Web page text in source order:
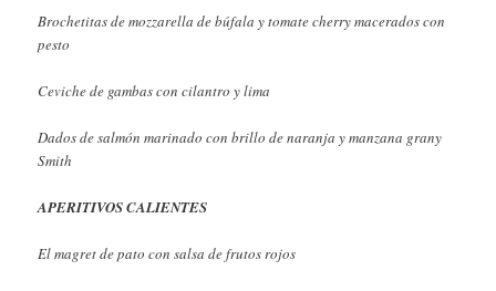
Brochetitas de mozzarella de búfala y tomate cherry macerados con
pesto
Ceviche de gambas con cilantro y lima
Dados de salmón marinado con brillo de naranja y manzana grany
Smith
APERITIVOS CALIENTES
El magret de pato con salsa de frutos rojos